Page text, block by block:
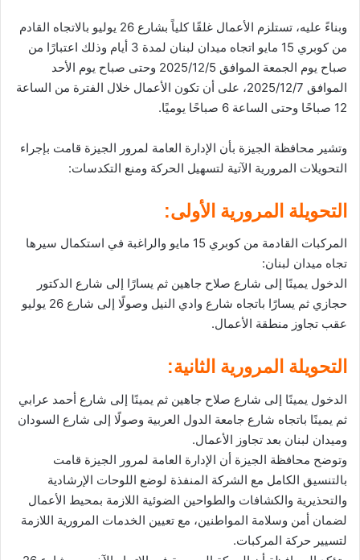
وبناءً عليه، تستلزم الأعمال غلقًا كلياً بشارع 26 يوليو بالاتجاه القادم
من كوبري 15 مايو اتجاه ميدان لبنان لمدة 3 أيام وذلك اعتبارًا من
صباح يوم الجمعة الموافق 2025/12/5 وحتى صباح يوم الأحد
الموافق 2025/12/7، على أن تكون الأعمال خلال الفترة من الساعة
12 صباحًا وحتى الساعة 6 صباحًا يوميًا.
وتشير محافظة الجيزة بأن الإدارة العامة لمرور الجيزة قامت بإجراء
التحويلات المرورية الآتية لتسهيل الحركة ومنع التكدسات:
التحويلة المرورية الأولى:
المركبات القادمة من كوبري 15 مايو والراغبة في استكمال سيرها
تجاه ميدان لبنان:
الدخول يمينًا إلى شارع صلاح جاهين ثم يسارًا إلى شارع الدكتور
حجازي ثم يسارًا باتجاه شارع وادي النيل وصولًا إلى شارع 26 يوليو
عقب تجاوز منطقة الأعمال.
التحويلة المرورية الثانية:
الدخول يمينًا إلى شارع صلاح جاهين ثم يمينًا إلى شارع أحمد عرابي
ثم يمينًا باتجاه شارع جامعة الدول العربية وصولًا إلى شارع السودان
وميدان لبنان بعد تجاوز الأعمال.
وتوضح محافظة الجيزة أن الإدارة العامة لمرور الجيزة قامت
بالتنسيق الكامل مع الشركة المنفذة لوضع اللوحات الإرشادية
والتحذيرية والكشافات والطواحين الضوئية اللازمة بمحيط الأعمال
لضمان أمن وسلامة المواطنين، مع تعيين الخدمات المرورية اللازمة
لتسيير حركة المركبات.